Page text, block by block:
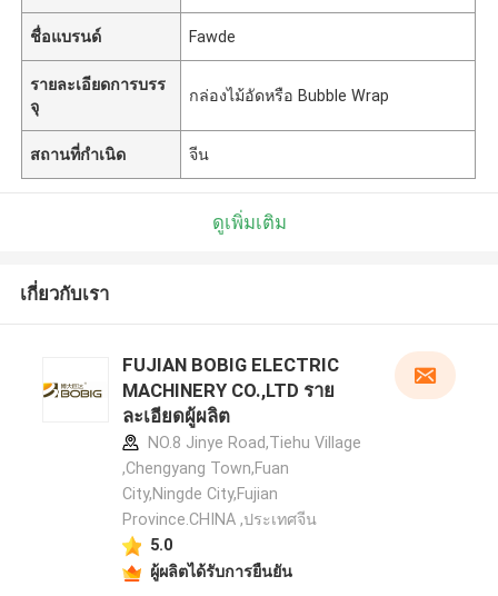
ชื่อแบรนด์ Fawde
รายละเอียดการบรร
จุ
กล่องไม้อัดหรือ Bubble Wrap
สถานที่กำเนิด จีน
ดูเพิ่มเติม
เกี่ยวกับเรา
FUJIAN BOBIG ELECTRIC
MACHINERY CO.,LTD ราย
ละเอียดผู้ผลิต
NO.8 Jinye Road,Tiehu Village
,Chengyang Town,Fuan
City,Ningde City,Fujian
Province.CHINA ,ประเทศจีน
5.0
ผู้ผลิตได้รับการยืนยัน